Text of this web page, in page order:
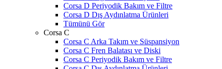
Corsa D Periyodik Bakım ve Filtre
Corsa D Dış Aydınlatma Ürünleri
Tümünü Gör
Corsa C
Corsa C Arka Takım ve Süspansiyon
Corsa C Fren Balatası ve Diski
Corsa C Periyodik Bakım ve Filtre